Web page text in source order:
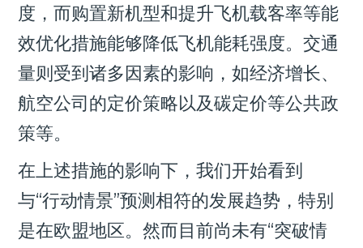
度，而购置新机型和提升飞机载客率等能
效优化措施能够降低飞机能耗强度。交通
量则受到诸多因素的影响，如经济增长、
航空公司的定价策略以及碳定价等公共政
策等。
在上述措施的影响下，我们开始看到
与“行动情景”预测相符的发展趋势，特别
是在欧盟地区。然而目前尚未有“突破情